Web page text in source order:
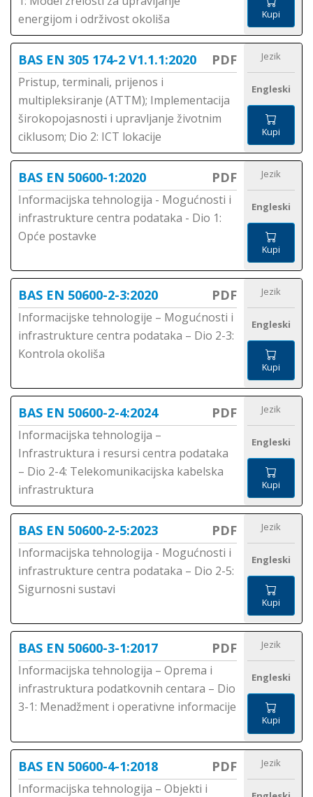
energijom i održivost okoliša
Kupi
BAS EN 305 174-2 V1.1.1:2020 PDF
Pristup, terminali, prijenos i
multipleksiranje (ATTM); Implementacija
širokopojasnosti i upravljanje životnim
ciklusom; Dio 2: ICT lokacije
Jezik
Engleski
Kupi
BAS EN 50600-1:2020 PDF
Informacijska tehnologija - Mogućnosti i
infrastrukture centra podataka - Dio 1:
Opće postavke
Jezik
Engleski
Kupi
BAS EN 50600-2-3:2020 PDF
Informacijske tehnologije – Mogućnosti i
infrastrukture centra podataka – Dio 2-3:
Kontrola okoliša
Jezik
Engleski
Kupi
BAS EN 50600-2-4:2024 PDF
Informacijska tehnologija –
Infrastruktura i resursi centra podataka
– Dio 2-4: Telekomunikacijska kabelska
infrastruktura
Jezik
Engleski
Kupi
BAS EN 50600-2-5:2023 PDF
Informacijska tehnologija - Mogućnosti i
infrastrukture centra podataka – Dio 2-5:
Sigurnosni sustavi
Jezik
Engleski
Kupi
BAS EN 50600-3-1:2017 PDF
Informacijska tehnologija – Oprema i
infrastruktura podatkovnih centara – Dio
3-1: Menadžment i operativne informacije
Jezik
Engleski
Kupi
BAS EN 50600-4-1:2018 PDF
Informacijska tehnologija – Objekti i
Jezik